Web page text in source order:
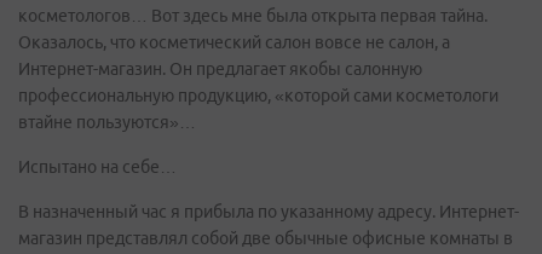
косметологов… Вот здесь мне была открыта первая тайна.
Оказалось, что косметический салон вовсе не салон, а
Интернет-магазин. Он предлагает якобы салонную
профессиональную продукцию, «которой сами косметологи
втайне пользуются»…
Испытано на себе…
В назначенный час я прибыла по указанному адресу. Интернет-
магазин представлял собой две обычные офисные комнаты в